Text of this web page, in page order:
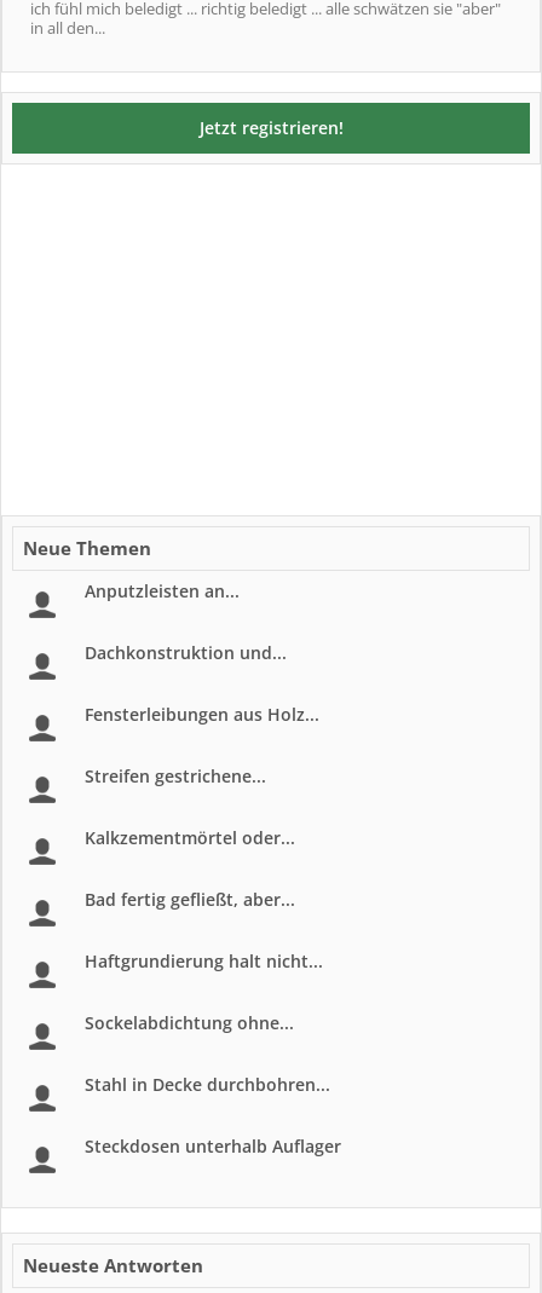
ich fühl mich beledigt ... richtig beledigt ... alle schwätzen sie "aber"
in all den...
Jetzt registrieren!
Neue Themen
Anputzleisten an...
Dachkonstruktion und...
Fensterleibungen aus Holz...
Streifen gestrichene...
Kalkzementmörtel oder...
Bad fertig gefließt, aber...
Haftgrundierung halt nicht...
Sockelabdichtung ohne...
Stahl in Decke durchbohren...
Steckdosen unterhalb Auflager
Neueste Antworten